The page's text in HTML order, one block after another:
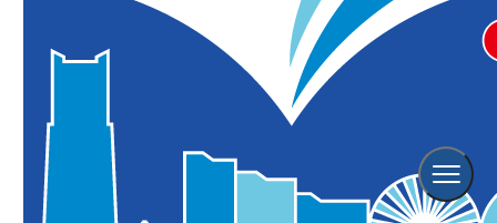
ホテルニューグランド「ピーター
ラビット™のドレスティ・アペ
グルメ 屋内（雨天OK）